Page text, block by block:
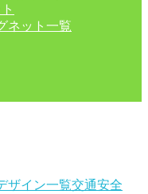
ネット一覧
ザイン一覧交通安全